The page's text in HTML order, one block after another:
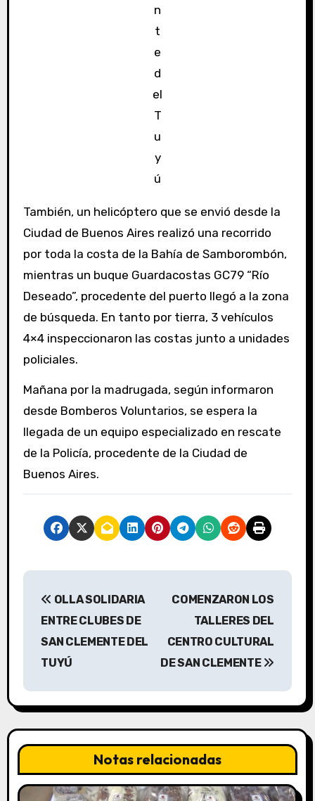
n
t
e
d
el
T
u
y
ú
También, un helicóptero que se envió desde la
Ciudad de Buenos Aires realizó una recorrido
por toda la costa de la Bahía de Samborombón,
mientras un buque Guardacostas GC79 “Río
Deseado”, procedente del puerto llegó a la zona
de búsqueda. En tanto por tierra, 3 vehículos
4×4 inspeccionaron las costas junto a unidades
policiales.
Mañana por la madrugada, según informaron
desde Bomberos Voluntarios, se espera la
llegada de un equipo especializado en rescate
de la Policía, procedente de la Ciudad de
Buenos Aires.
N
g
a
c
i
OLLA SOLIDARIA
ENTRE CLUBES DE
SAN CLEMENTE DEL
TUYÚ
COMENZARON LOS
TALLERES DEL
CENTRO CULTURAL
DE SAN CLEMENTE
Notas relacionadas